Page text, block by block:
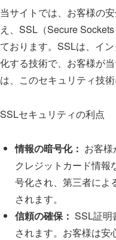
当サイトでは、お客様の
え、SSL（Secure
ております。SSLは、イ
化する技術で、お客様が
は、このセキュリティ技術
SSLセキュリティの利点
情報の暗号化： お客様
クレジットカード情報
号化され、第三者によ
されます。
信頼の確保： SSL証明
されます。お客様は安